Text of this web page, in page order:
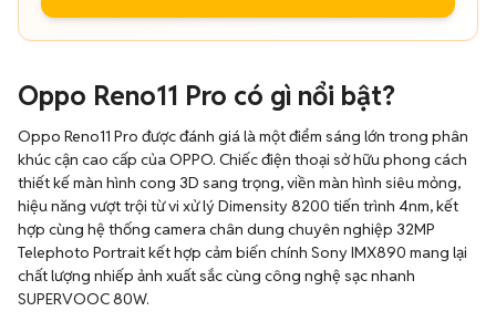
Oppo Reno11 Pro có gì nổi bật?
Oppo Reno11 Pro được đánh giá là một điểm sáng lớn trong phân
khúc cận cao cấp của OPPO. Chiếc điện thoại sở hữu phong cách
thiết kế màn hình cong 3D sang trọng, viền màn hình siêu mỏng,
hiệu năng vượt trội từ vi xử lý Dimensity 8200 tiến trình 4nm, kết
hợp cùng hệ thống camera chân dung chuyên nghiệp 32MP
Telephoto Portrait kết hợp cảm biến chính Sony IMX890 mang lại
chất lượng nhiếp ảnh xuất sắc cùng công nghệ sạc nhanh
SUPERVOOC 80W.